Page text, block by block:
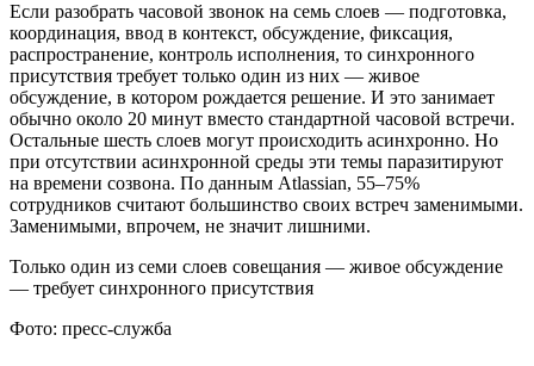
Если разобрать часовой звонок на семь слоев — подготовка,
координация, ввод в контекст, обсуждение, фиксация,
распространение, контроль исполнения, то синхронного
присутствия требует только один из них — живое
обсуждение, в котором рождается решение. И это занимает
обычно около 20 минут вместо стандартной часовой встречи.
Остальные шесть слоев могут происходить асинхронно. Но
при отсутствии асинхронной среды эти темы паразитируют
на времени созвона. По данным Atlassian, 55–75%
сотрудников считают большинство своих встреч заменимыми.
Заменимыми, впрочем, не значит лишними.
Только один из семи слоев совещания — живое обсуждение
— требует синхронного присутствия
Фото: пресс-служба